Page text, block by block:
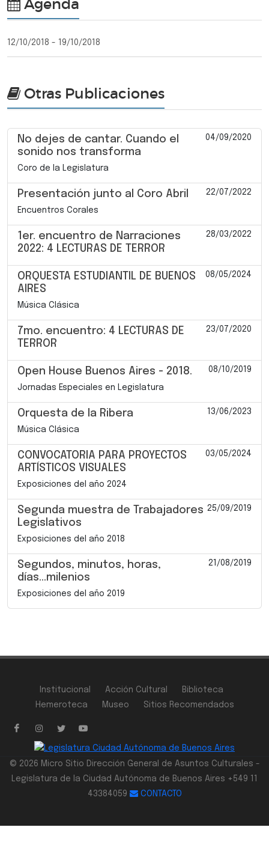
Agenda
12/10/2018 - 19/10/2018
Otras Publicaciones
No dejes de cantar. Cuando el
sonido nos transforma
04/09/2020
Coro de la Legislatura
Presentación junto al Coro Abril 22/07/2022
Encuentros Corales
1er. encuentro de Narraciones
2022: 4 LECTURAS DE TERROR
28/03/2022
ORQUESTA ESTUDIANTIL DE BUENOS
AIRES
08/05/2024
Música Clásica
7mo. encuentro: 4 LECTURAS DE
TERROR
23/07/2020
Open House Buenos Aires - 2018. 08/10/2019
Jornadas Especiales en Legislatura
Orquesta de la Ribera 13/06/2023
Música Clásica
CONVOCATORIA PARA PROYECTOS
ARTÍSTICOS VISUALES
03/05/2024
Exposiciones del año 2024
Segunda muestra de Trabajadores
Legislativos
25/09/2019
Exposiciones del año 2018
Segundos, minutos, horas,
días...milenios
21/08/2019
Exposiciones del año 2019
Institucional Acción Cultural
Biblioteca
Hemeroteca
Museo Sitios Recomendados
© 2026 Micro Sitio Dirección General de Asuntos Culturales -
Legislatura de la Ciudad Autónoma de Buenos Aires +549 11
43384059
CONTACTO